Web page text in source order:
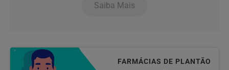
Saiba Mais
FARMÁCIAS DE PLANTÃO